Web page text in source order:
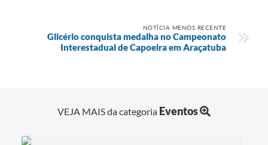
NOTÍCIA MENOS RECENTE
Glicério conquista medalha no Campeonato
Interestadual de Capoeira em Araçatuba
VEJA MAIS da categoria Eventos